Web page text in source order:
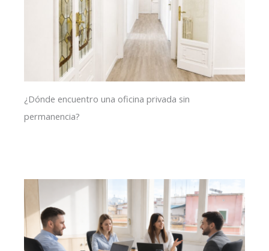
¿Dónde encuentro una oficina privada sin
permanencia?